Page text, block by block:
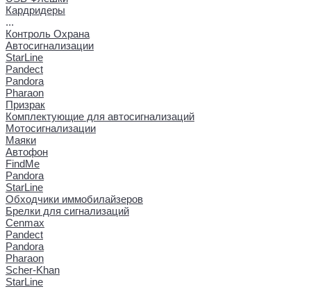
Кардридеры
...
Контроль Охрана
Автосигнализации
StarLine
Pandect
Pandora
Pharaon
Призрак
Комплектующие для автосигнализаций
Мотосигнализации
Маяки
Автофон
FindMe
Pandora
StarLine
Обходчики иммобилайзеров
Брелки для сигнализаций
Cenmax
Pandect
Pandora
Pharaon
Scher-Khan
StarLine